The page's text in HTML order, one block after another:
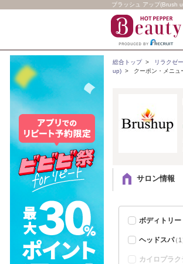
ブラッシュ アップ(Brush
総合トップ> リラクゼ
up) > クーポン・メニュ
サロン情報
ボディトリー
ヘッドスパ（1
カイロプラク